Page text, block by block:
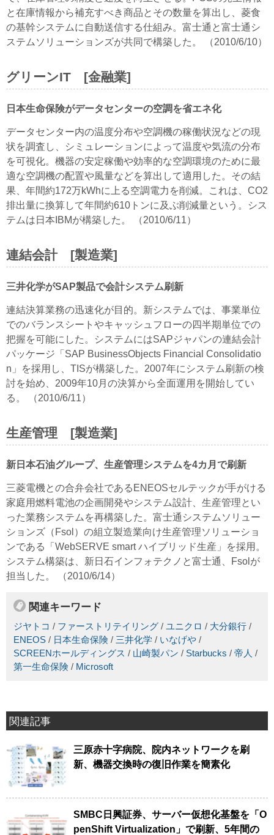
と在庫情報から補充すべき商品とその数量を算出し、菱食
の基幹システムに自動送信する仕組み。富士通と富士通シ
ステムソリューションズが共同で構築した。 （2010/6/10）
グリーンIT [金融業]
日本生命保険がデータセンターの空調を省エネ化
データセンター内の温度分布や空調機の稼働状況などの現
状を調査し、シミュレーションによって温度や気流の分布
を可視化。機器の安定稼働や効率的な空調環境のために最
適な空調機の配置や風量などを算出して適用した。その結
果、年間約172万kWhに上る空調電力を削減。これは、CO2
排出量に換算して年間約610トンに及ぶ削減量という。シス
テムは日本IBMが構築した。 （2010/6/11）
連結会計 [製造業]
三井化学がSAP製品で会計システム刷新
連結決算業務の迅速化が目的。新システムでは、事業単位
でのバランスシートやキャッシュフローの四半期単位での
把握を可能にした。システムにはSAPジャパンの連結会計
パッケージ「SAP BusinessObjects Financial Consolidatio
n」を採用し、TISが構築した。2007年にシステム刷新の検
討を始め、2009年10月の決算から全面運用を開始してい
る。 （2010/6/11）
生産管理 [製造業]
新日本石油グループ、生産管理システムを4カ月で刷新
三菱電機との合弁会社であるENEOSセルテックが手がける
家庭用燃料電池の企画開発やシステム設計、生産管理とい
った業務システムを再構築した。富士通システムソリュー
ションズ（Fsol）の組立製造業向け生産管理ソリューショ
ンである「WebSERVE smart ハイブリッド生産」を採用。
システム構築は、新日石インフォテクノと富士通、Fsolが
担当した。 （2010/6/14）
関連キーワード
ジヤトコ / ファーストリテイリング / ユニクロ / 大分銀行 /
ENEOS / 日本生命保険 / 三井化学 / いなげや /
SCREENホールディングス / 山崎製パン / Starbucks / 帝人 /
第一生命保険 / Microsoft
関連記事
三原赤十字病院、院内ネットワークを刷
新、機器交換時の復旧作業を簡素化
SMBC日興証券、サーバー仮想化基盤を「O
penShift Virtualization」で刷新、5年間の